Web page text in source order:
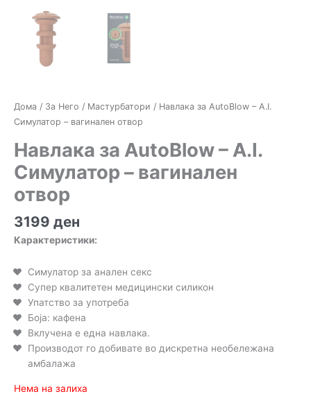
Дома / За Него / Мастурбатори / Навлака за AutoBlow – A.I.
Симулатор – вагинален отвор
Навлака за AutoBlow – A.I.
Симулатор – вагинален
отвор
3199 ден
Карактеристики:
Симулатор за анален секс
Супер квалитетен медицински силикон
Упатство за употреба
Боја: кафена
Вклучена е една навлака.
Производот го добивате во дискретна необележана
амбалажа
Нема на залиха